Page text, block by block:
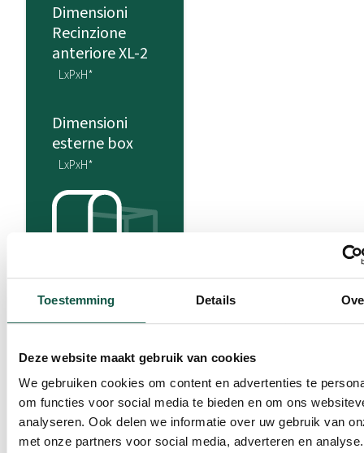
Toestemming Details
Deze website maakt gebruik van cookies
We gebruiken cookies om content en advertenties te
om functies voor social media te bieden en om ons
analyseren. Ook delen we informatie over uw gebruik van
met onze partners voor social media, adverteren en
Dimensioni
Recinzione
anteriore XL-2
LxPxH*
Dimensioni
esterne box
LxPxH*
x 3 cm
(* Larghezza x profondità